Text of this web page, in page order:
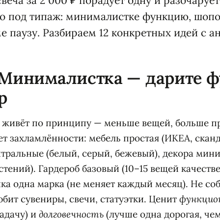
под типаж: минималистке функцию,
Разбираем 12 конкретных идей с
— дарите
по принципу — меньше вещей, больше
захламлённости: мебель простая (ИКЕА,
(белый, серый, бежевый), декора
Гардероб базовый (10–15 вещей
одна марка (не меняет каждый месяц). Не
сувениры, свечи, статуэтки. Ценит
и долговечность (лучше одна дорогая,